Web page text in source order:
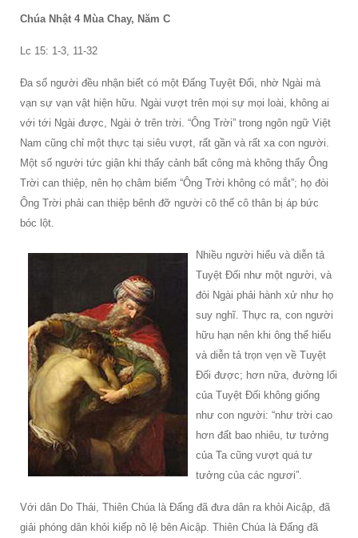
Chúa Nhật 4 Mùa Chay, Năm C
Lc 15: 1-3, 11-32
Đa số người đều nhận biết có một Đấng Tuyệt Đối, nhờ Ngài mà
vạn sự vạn vật hiện hữu. Ngài vượt trên mọi sự mọi loài, không ai
với tới Ngài được, Ngài ở trên trời. “Ông Trời” trong ngôn ngữ Việt
Nam cũng chỉ một thực tại siêu vượt, rất gần và rất xa con người.
Một số người tức giận khi thấy cảnh bất công mà không thấy Ông
Trời can thiệp, nên họ châm biếm “Ông Trời không có mắt”; họ đòi
Ông Trời phải can thiệp bênh đỡ người cô thế cô thân bị áp bức
bóc lột.
Nhiều người hiểu và diễn tả
Tuyệt Đối như một người, và
đòi Ngài phải hành xử như họ
suy nghĩ. Thực ra, con người
hữu hạn nên khi ông thể hiểu
và diễn tả trọn vẹn về Tuyệt
Đối được; hơn nữa, đường lối
của Tuyệt Đối không giống
như con người: “như trời cao
hơn đất bao nhiêu, tư tưởng
của Ta cũng vượt quá tư
tưởng của các ngươi”.
Với dân Do Thái, Thiên Chúa là Đấng đã đưa dân ra khỏi Aicập, đã
giải phóng dân khỏi kiếp nô lệ bên Aicập. Thiên Chúa là Đấng đã